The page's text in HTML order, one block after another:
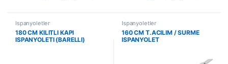
İspanyoletler
180 CM KILITLI KAPI
ISPANYOLETI (BARELLI)
İspanyoletler
160 CM T.ACILIM / SURME
ISPANYOLET